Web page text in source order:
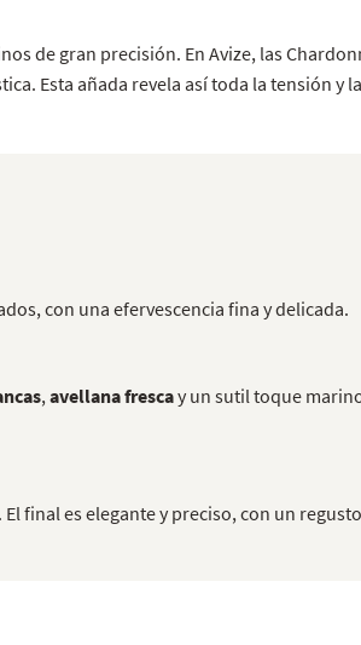
de gran precisión. En Avize, las
Esta añada revela así toda la tensión
con una efervescencia fina y delicada.
, avellana frescay un sutil toque
. El final es elegante y preciso, con un